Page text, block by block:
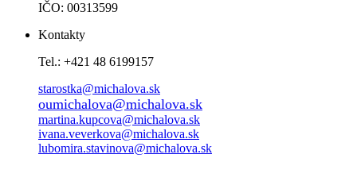
IČO: 00313599
Kontakty
Tel.: +421 48 6199157
starostka@michalova.sk
oumichalova@michalova.sk
martina.kupcova@michalova.sk
ivana.veverkova@michalova.sk
lubomira.stavinova@michalova.sk